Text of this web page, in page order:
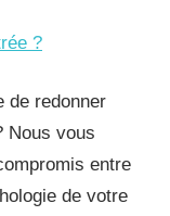
?
de redonner
Nous vous
entre
de votre